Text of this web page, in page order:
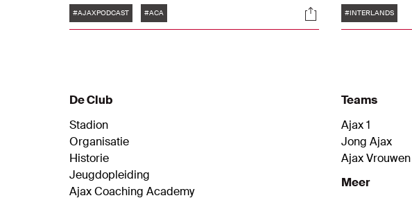
vertegenwoordigers uit Amsterdam bij aan
de ontwikkeling van de jeugdopleiding. Hoe
Tags
#AJAXPODCAST #ACA Socialsjaren van
Welke
Tags
#INTERLANDS
De Club
Stadion
Organisatie
Historie
Jeugdopleiding
Ajax Coaching Academy
Teams
Ajax 1
Jong Ajax
Ajax Vrouwen
Meer